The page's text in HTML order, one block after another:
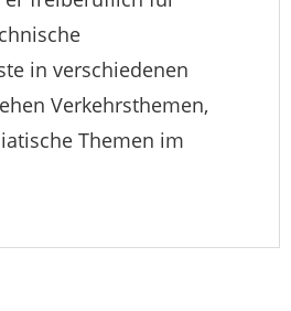
in verschiedenen
Verkehrsthemen,
Themen im